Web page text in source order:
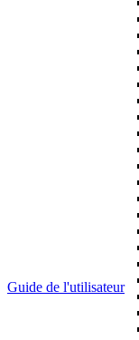
Guide de l'utilisateur